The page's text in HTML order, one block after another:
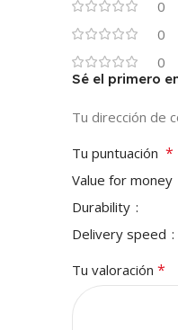
0
0
0
Sé el primero
Tu dirección de
Tu puntuación *
Value for money
Durability
Delivery speed
Tu valoración *